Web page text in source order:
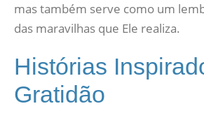
mas também serve como um
das maravilhas que Ele realiza.
Histórias
Gratidão